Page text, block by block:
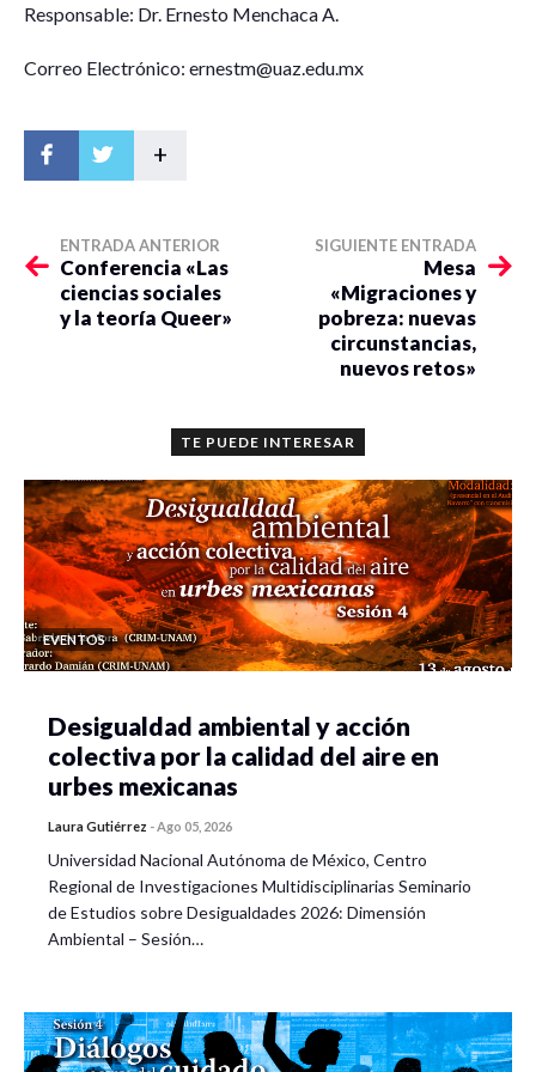
Responsable: Dr. Ernesto Menchaca A.
Correo Electrónico: ernestm@uaz.edu.mx
+
ENTRADA ANTERIOR
Conferencia «Las
ciencias sociales
y la teoría Queer»
SIGUIENTE ENTRADA
Mesa
«Migraciones y
pobreza: nuevas
circunstancias,
nuevos retos»
TE PUEDE INTERESAR
EVENTOS
Desigualdad ambiental y acción
colectiva por la calidad del aire en
urbes mexicanas
Laura Gutiérrez - Ago 05, 2026
Universidad Nacional Autónoma de México, Centro
Regional de Investigaciones Multidisciplinarias Seminario
de Estudios sobre Desigualdades 2026: Dimensión
Ambiental – Sesión…